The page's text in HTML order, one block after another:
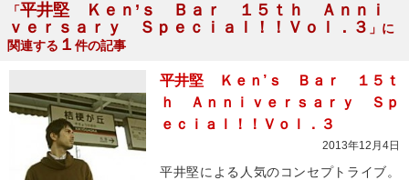
「平井堅 Ｋｅｎ’ｓ Ｂａｒ １５ｔｈ Ａｎｎｉ
ｖｅｒｓａｒｙ Ｓｐｅｃｉａｌ！！Ｖｏｌ．３ 」に
関連する １ 件の記事
平井堅 Ｋｅｎ’ｓ Ｂａｒ １５ｔ
ｈ Ａｎｎｉｖｅｒｓａｒｙ Ｓｐ
ｅｃｉａｌ！！Ｖｏｌ．３
2013年12月4日
平井堅による人気のコンセプトライブ。